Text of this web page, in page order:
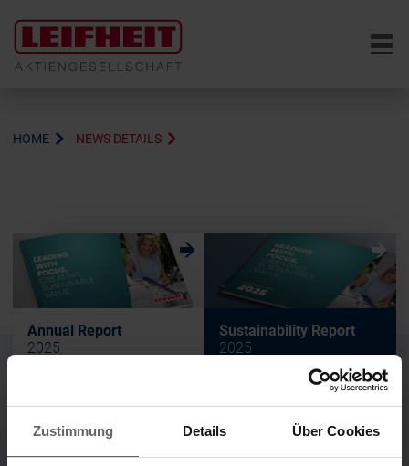
Zustimmung Details Über Cookies
6
HOME NEWS DETAILS
Annual Report
2025
w
Sustainability Report
2025
w
Investor and analyst's
w